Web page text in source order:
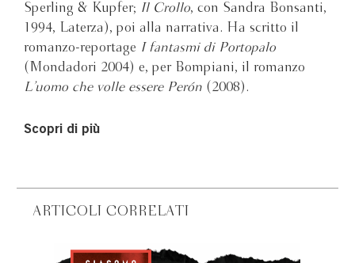
Sperling & Kupfer; Il Crollo, con Sandra Bonsanti,
1994, Laterza), poi alla narrativa. Ha scritto il
romanzo-reportage I fantasmi di Portopalo
(Mondadori 2004) e, per Bompiani, il romanzo
L’uomo che volle essere Perón (2008).
Scopri di più
ARTICOLI CORRELATI